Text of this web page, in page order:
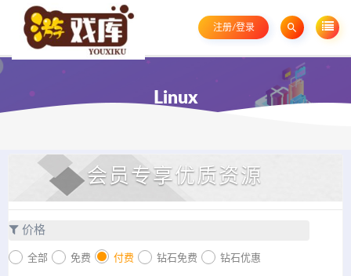
注册/登录
Linux
会员专享优质资源
价格
全部 免费 付费 钻石免费 钻石优惠